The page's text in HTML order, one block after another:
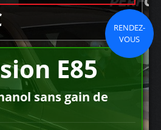
RENDEZ-
VOUS
E85
sans gain de